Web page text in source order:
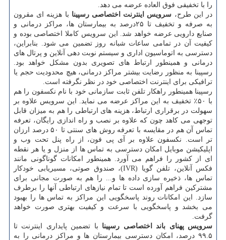
را با تخفیفی فوق العاده عرضه می دهد.
در این طرح، سرویس اینترنت اختصاصی رسپینا با هزینه ای مقرون
به صرفه و تخفیف تا
۲۵درصد به بیمارستان ها، مراکز درمانی و
صنایع دارویی عرضه خواهد شد. این سرویس کاملا اختصاصی بوده و
کیفیت آن در تمامی ساعات شبانه روز تضمین می شود. بنابراین،
دسترسی به اتوماسیون اداری و سیستم نوبت دهی آنلاین و پرتال های
درمانی و همینطور ارتباط های تصویری بدون مشکل خواهد بود.
رسپینا به منظور رضایت بیشتر مراکز درمانی، هیچ محدودیت حجم یا
ترافیکی برای اینترنت اختصاصی خود در نظر نگرفته است.
رسپینا همینطور راهکار تلفن ثابت سازمانی خود با نام نکسفون را هم
با ۵۰٪ تخفیف به این مراکز عرضه می نماید. این سرویس علاوه بر
سهولت در برقراری ارتباط، هزینه های ارتباطی را هم به میزان قابل
توجهی می کاهد چون که علاوه بر نصب و راه اندازی رایگان، تعرفه
تماس آن هم در مقایسه با تعرفه روش های سنتی تا ۵۰ درصد ارزان
تر است. نکسفون علاوه بر آی پی فون، از راه پنل تحت وب و
اپلیکیشن موبایل امکان دسترسی به تماس ها از منزل و یا هر نقطه
ای از کشور را فراهم می آورد. همینطور امکانات گوناگونی مانند
فکس آنلاین، تلفن گویا (IVR)، صندوق صوتی، مسیریابی خودکار
تماس ها، ذخیره سازی داده ها و... را هم به صورت مجانی برای
مشترکین فراهم آورده است تا تمام نیازهای ارتباطی آنها را برطرف
سازد. این امکانات روند پاسخگویی این مراکز به تماس ها را بهبود
می بخشد و پاسخگویی با سرعت و کیفیت بهتری صورت خواهد
گرفت.
سرویس پهنای باند اختصاصی رسپینا با تضمین پایداری اینترنت تا
۹۹.۵ درصد، امکان دسترسی بیمارستان ها و مراکز درمانی را به